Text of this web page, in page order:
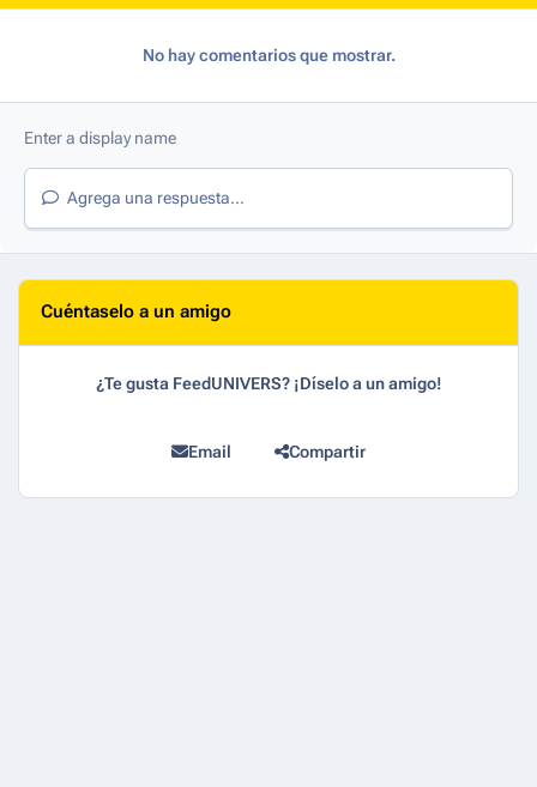
No hay comentarios que mostrar.
Agrega una respuesta...
Cuéntaselo a un amigo
¿Te gusta FeedUNIVERS? ¡Díselo a un amigo!
Email Compartir